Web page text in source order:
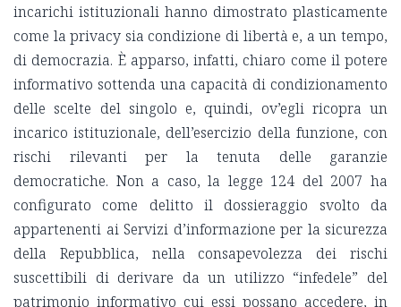
incarichi istituzionali hanno dimostrato plasticamente
come la privacy sia condizione di libertà e, a un tempo,
di democrazia. È apparso, infatti, chiaro come il potere
informativo sottenda una capacità di condizionamento
delle scelte del singolo e, quindi, ov’egli ricopra un
incarico istituzionale, dell’esercizio della funzione, con
rischi rilevanti per la tenuta delle garanzie
democratiche. Non a caso, la legge 124 del 2007 ha
configurato come delitto il dossieraggio svolto da
appartenenti ai Servizi d’informazione per la sicurezza
della Repubblica, nella consapevolezza dei rischi
suscettibili di derivare da un utilizzo “infedele” del
patrimonio informativo cui essi possano accedere, in